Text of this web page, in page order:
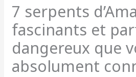
7 serpents
fascinants et
dangereux que
absolument